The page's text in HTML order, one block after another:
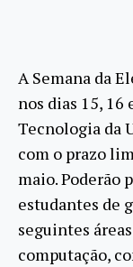
A Semana da
nos dias 15, 16
Tecnologia da
com o prazo
maio. Poderão
estudantes de
seguintes
computação,